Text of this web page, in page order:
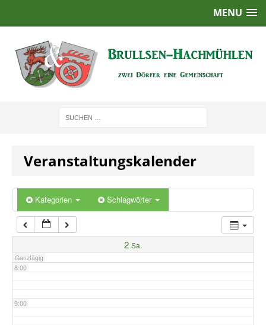
MENU
Veranstaltungskalender
Kategorien Schlagwörter
2 Sa.
Ganztägig
2:00
5:00
7:00
8:00
9:00